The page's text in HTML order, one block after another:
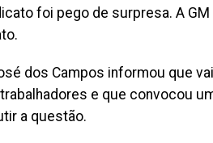
foi pego de surpresa. A
dos Campos informou que
e que convocou
a questão.